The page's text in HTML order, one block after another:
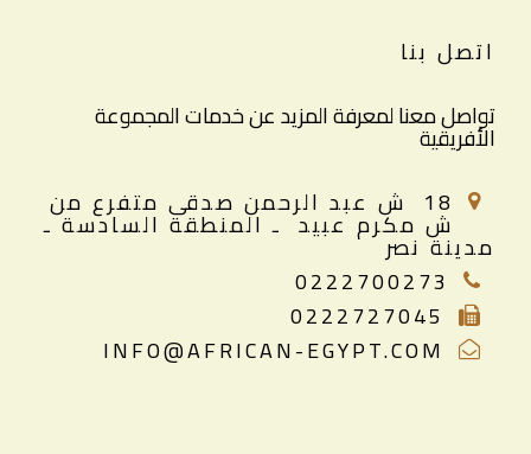
اتصل بنا
تواصل معنا لمعرفة المزيد عن خدمات المجموعة
الأفريقية
18 ش عبد الرحمن صدقى متفرع من
ش مكرم عبيد ـ المنطقة السادسة ـ
مدينة نصر
0222700273
0222727045
INFO@AFRICAN-EGYPT.COM